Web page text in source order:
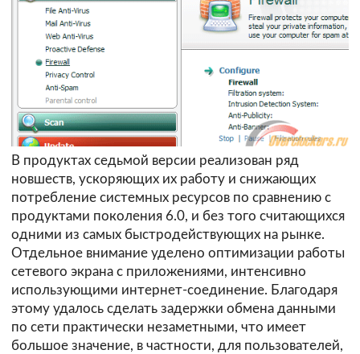
В продуктах седьмой версии реализован ряд
новшеств, ускоряющих их работу и снижающих
потребление системных ресурсов по сравнению с
продуктами поколения 6.0, и без того считающихся
одними из самых быстродействующих на рынке.
Отдельное внимание уделено оптимизации работы
сетевого экрана с приложениями, интенсивно
использующими интернет-соединение. Благодаря
этому удалось сделать задержки обмена данными
по сети практически незаметными, что имеет
большое значение, в частности, для пользователей,